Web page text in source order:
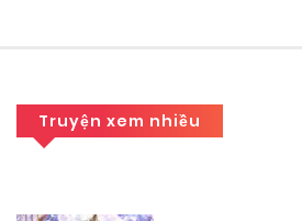
Tháng 9 25, 2025
Tháng 9 25, 2025
Truyện xem nhiều